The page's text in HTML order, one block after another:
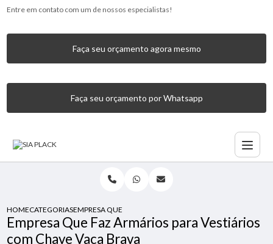
Entre em contato com um de nossos especialistas!
Faça seu orçamento agora mesmo
Faça seu orçamento por Whatsapp
HOMECATEGORIASEMPRESA QUE FAZ ARMÁRIOS PARA VESTIÁRIOS COM
Empresa Que Faz Armários para Vestiários
com Chave Vaca Brava